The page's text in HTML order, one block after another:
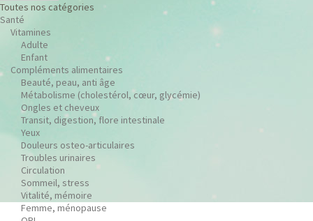
Toutes nos catégories
Santé
Vitamines
Adulte
Enfant
Compléments alimentaires
Beauté, peau, anti âge
Métabolisme (cholestérol, cœur, glycémie)
Ongles et cheveux
Transit, digestion, flore intestinale
Yeux
Douleurs osteo-articulaires
Troubles urinaires
Circulation
Sommeil, stress
Vitalité, mémoire
Femme, ménopause